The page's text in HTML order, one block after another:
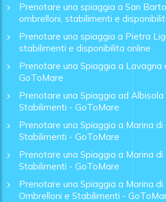
Prenotare una spiaggia a San
ombrelloni, stabilimenti e
Prenotare una spiaggia a Pietra
stabilimenti e disponibilita online
Prenotare una Spiaggia a Lavagna
GoToMare
Prenotare una Spiaggia ad Albisola
Stabilimenti - GoToMare
Prenotare una Spiaggia a Marina di
Stabilimenti - GoToMare
Prenotare una Spiaggia a Marina
Stabilimenti - GoToMare
Prenotare una Spiaggia a Marina
Ombrelloni e Stabilimenti -